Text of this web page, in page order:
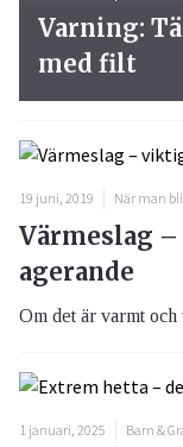
19 juni, 2019 När man
Värmeslag
agerande
1 januari, 2025 Barn &
Varning:
med filt